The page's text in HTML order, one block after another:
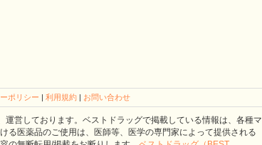
ポリシー | 利用規約 | お問い合わせ
営しております。ベストドラッグで掲載している情報は、各種マ
る医薬品のご使用は、医師等、医学の専門家によって提供される